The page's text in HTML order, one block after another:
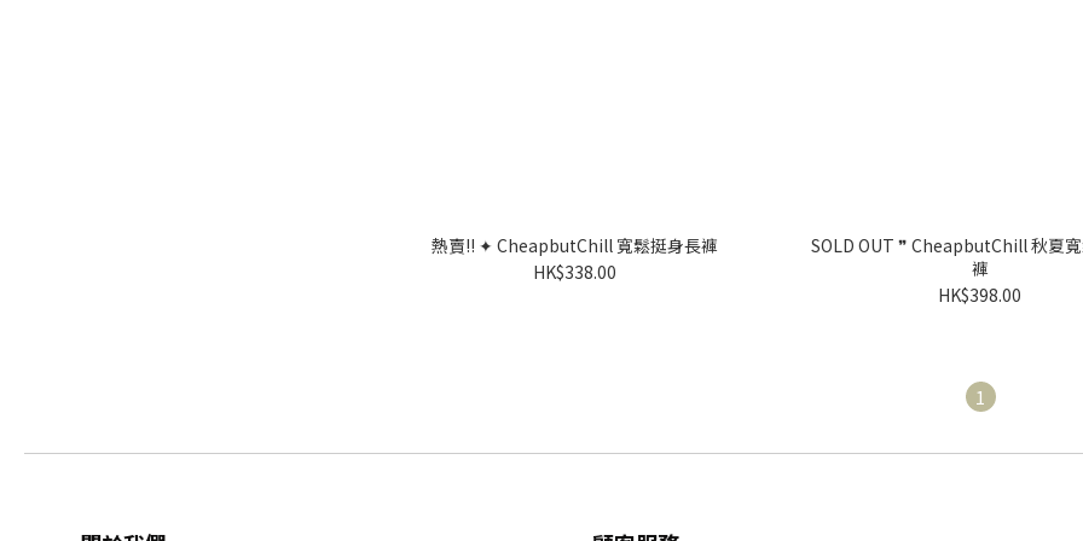
熱賣!! ✦ CheapbutChill 寬鬆挺身長褲
HK$338.00
SOLD OUT ❞ CheapbutChill 秋夏
褲
HK$398.00
1